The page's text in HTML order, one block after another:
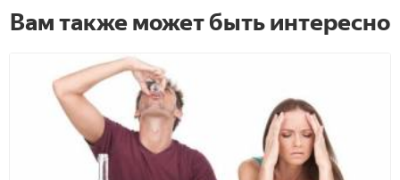
Вам также может быть интересно